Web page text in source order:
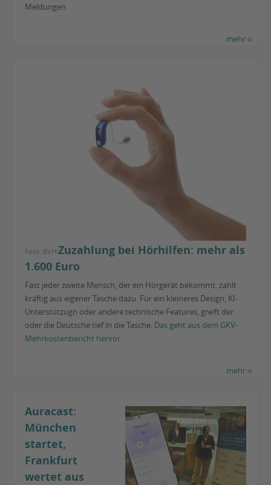
Meldungen.
mehr
Foto: BVHIZuzahlung bei Hörhilfen: mehr als
1.600 Euro
Fast jeder zweite Mensch, der ein Hörgerät bekommt, zahlt
kräftig aus eigener Tasche dazu. Für ein kleineres Design, KI-
Unterstützugn oder andere technische Features, greift der
oder die Deutsche tief in die Tasche. Das geht aus dem GKV-
Mehrkostenbericht hervor.
mehr
Auracast:
München
startet,
Frankfurt
wertet aus